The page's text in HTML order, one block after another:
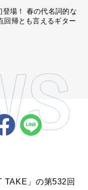
場！ 春の代名詞的な
回帰とも言えるギター
TAKE」の第532回